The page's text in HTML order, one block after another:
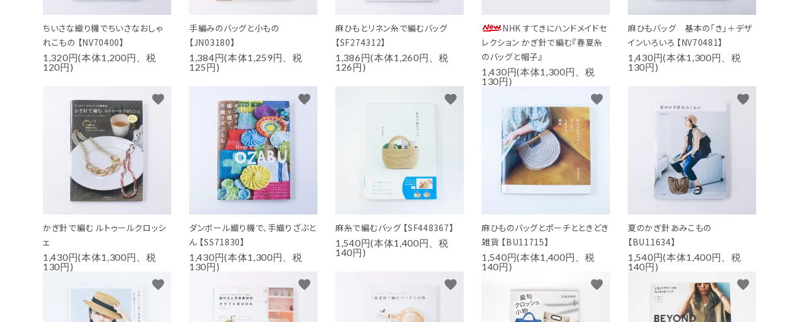
ちいさな織り機でちいさなおしゃ
れこもの 【NV70400】
1,320円(本体1,200円、税
120円)
手編みのバッグと小もの
【JN03180】
1,384円(本体1,259円、税
125円)
麻ひもとリネン糸で編むバッグ
【SF274312】
1,386円(本体1,260円、税
126円)
NHK すてきにハンドメイドセ
レクション かぎ針で編む『春夏糸
のバッグと帽子』
1,430円(本体1,300円、税
130円)
麻ひもバッグ 基本の「き」＋デザ
インいろいろ 【NV70481】
1,430円(本体1,300円、税
130円)
かぎ針で編む ルトゥールクロッシ
ェ
1,430円(本体1,300円、税
130円)
favorite
ダンボール織り機で、手織りざぶと
ん 【SS71830】
1,430円(本体1,300円、税
130円)
favorite
麻糸で編むバッグ 【SF448367】
1,540円(本体1,400円、税
140円)
favorite
麻ひものバッグとポーチとときどき
雑貨 【BU11715】
1,540円(本体1,400円、税
140円)
favorite
夏のかぎ針あみこもの
【BU11634】
1,540円(本体1,400円、税
140円)
favorite
favorite favorite favorite favorite favorite